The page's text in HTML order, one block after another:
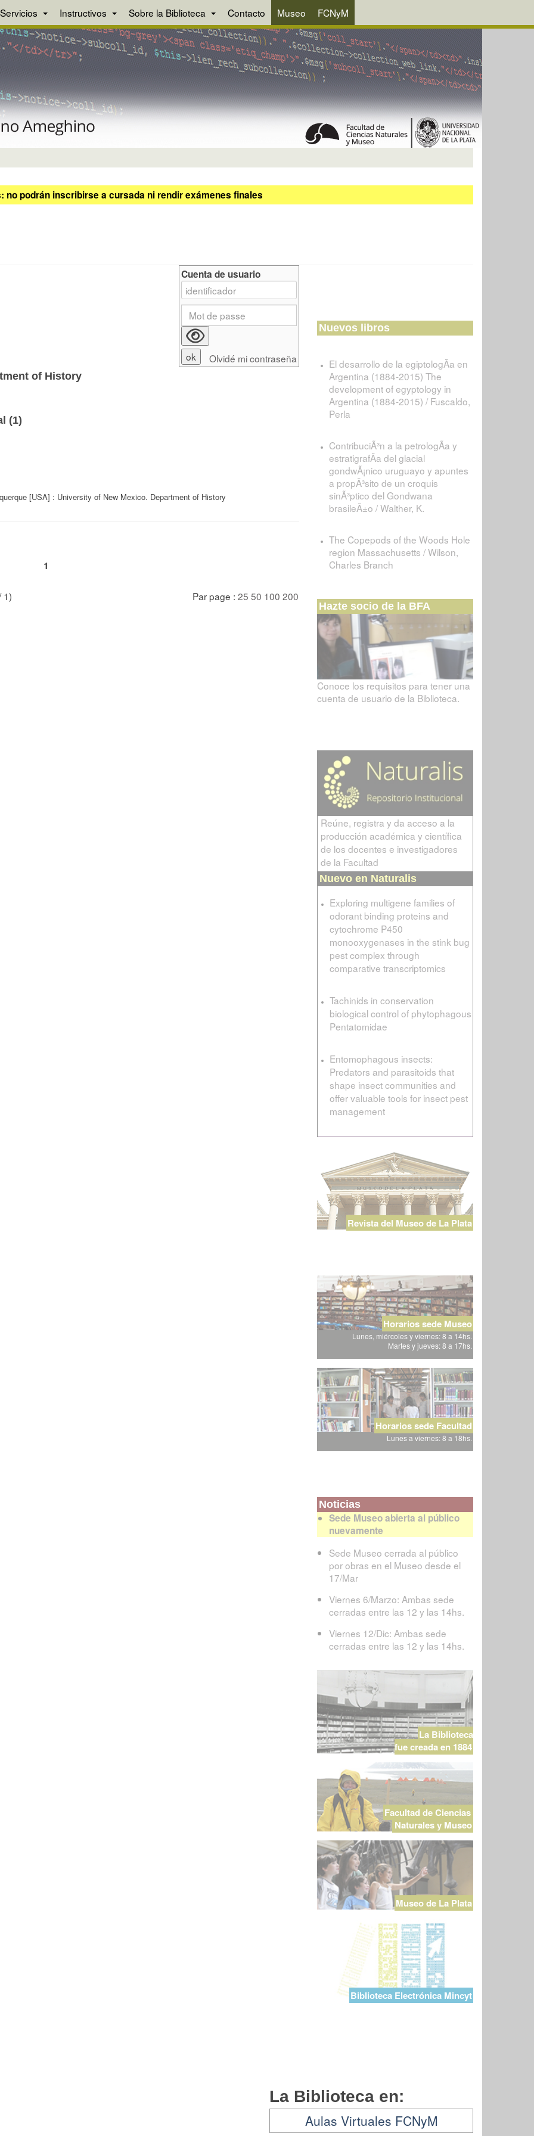
Servicios Instructivos Sobre la Biblioteca Contacto Museo FCNyM
podrán inscribirse a cursada ni rendir exámenes finales
of History
(1)
[USA] : University of New Mexico. Department of History
1
1) Par page : 25 50 100 200
Cuenta de usuario
Olvidé mi contraseña
Nuevos libros
El desarrollo de la egiptologÃ­a en
Argentina (1884-2015) The
development of egyptology in
Argentina (1884-2015) / Fuscaldo,
Perla
ContribuciÃ³n a la petrologÃ­a y
estratigrafÃ­a del glacial
gondwÃ¡nico uruguayo y apuntes
a propÃ³sito de un croquis
sinÃ³ptico del Gondwana
brasileÃ±o / Walther, K.
The Copepods of the Woods Hole
region Massachusetts / Wilson,
Charles Branch
Hazte socio de la BFA
Conoce los requisitos para tener una
cuenta de usuario de la Biblioteca.
Reúne, registra y da acceso a la
producción académica y científica
de los docentes e investigadores
de la Facultad
Nuevo en Naturalis
Exploring multigene families of
odorant binding proteins and
cytochrome P450
monooxygenases in the stink bug
pest complex through
comparative transcriptomics
Tachinids in conservation
biological control of phytophagous
Pentatomidae
Entomophagous insects:
Predators and parasitoids that
shape insect communities and
offer valuable tools for insect pest
management
Revista del Museo de La Plata
Horarios sede Museo
Lunes, miércoles y viernes: 8 a 14hs.
Martes y jueves: 8 a 17hs.
Horarios sede Facultad
Lunes a viernes: 8 a 18hs.
Noticias
Sede Museo abierta al público
nuevamente
Sede Museo cerrada al público
por obras en el Museo desde el
17/Mar
Viernes 6/Marzo: Ambas sede
cerradas entre las 12 y las 14hs.
Viernes 12/Dic: Ambas sede
cerradas entre las 12 y las 14hs.
La Biblioteca
fue creada en 1884
Facultad de Ciencias
Naturales y Museo
Museo de La Plata
Biblioteca Electrónica Mincyt
La Biblioteca en:
Aulas Virtuales FCNyM